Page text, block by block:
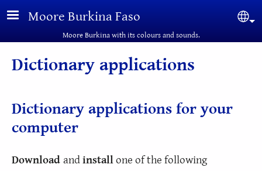
Skip to main content
Moore Burkina Faso
Moore Burkina with its colours and sounds.
Dictionary applications
Dictionary applications for your
computer
Download andinstallone of the following